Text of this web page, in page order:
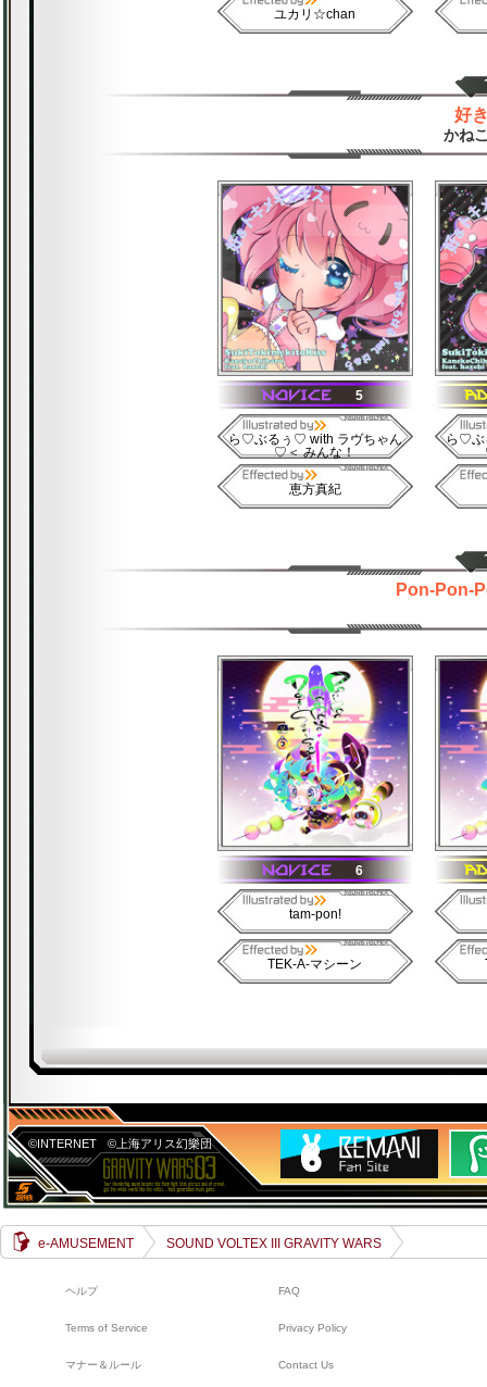
ユカリ☆chan
好
かね
5
ら♡ぶるぅ♡ with ラヴちゃん
♡＜ みんな！
恵方真紀
ら♡ぶ
Pon-Pon-
6
tam-pon!
TEK-A-マシーン
©INTERNET ©上海アリス幻樂団
e-AMUSEMENT SOUND VOLTEX III GRAVITY WARS
ヘルプ FAQ
Terms of Service Privacy Policy
マナー＆ルール Contact Us